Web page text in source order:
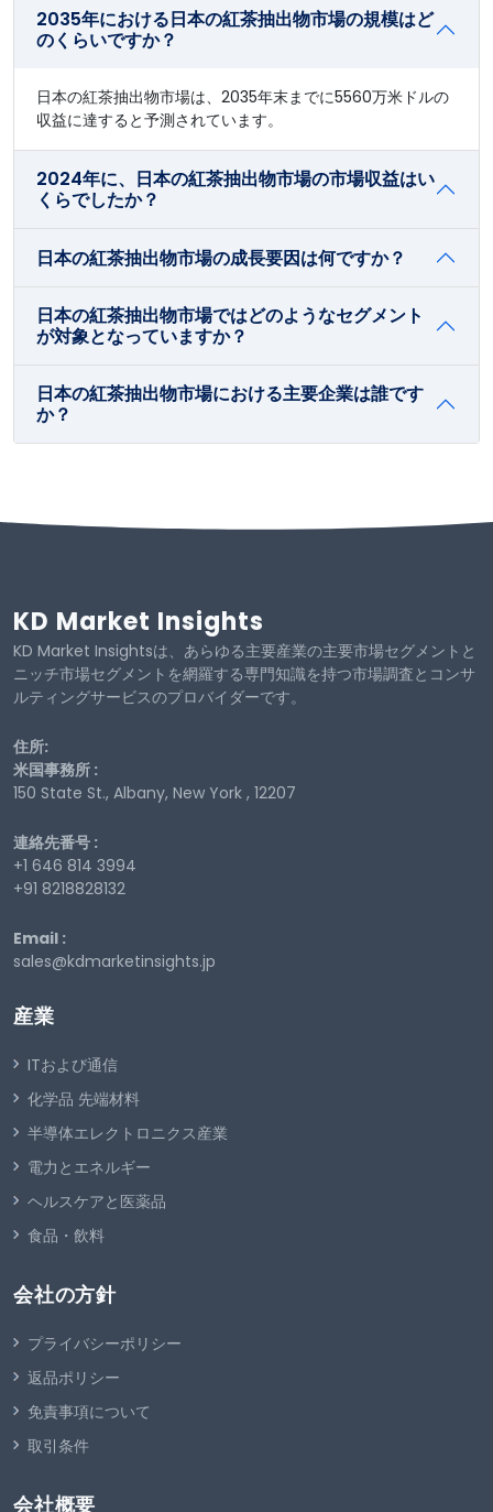
2035年における日本の紅茶抽出物市場の規模はど
のくらいですか？
日本の紅茶抽出物市場は、2035年末までに5560万米ドルの
収益に達すると予測されています。
2024年に、日本の紅茶抽出物市場の市場収益はい
くらでしたか？
日本の紅茶抽出物市場の成長要因は何ですか？
日本の紅茶抽出物市場ではどのようなセグメント
が対象となっていますか？
日本の紅茶抽出物市場における主要企業は誰です
か？
KD Market Insights
KD Market Insightsは、あらゆる主要産業の主要市場セグメントと
ニッチ市場セグメントを網羅する専門知識を持つ市場調査とコンサ
ルティングサービスのプロバイダーです。
住所:
米国事務所 :
150 State St., Albany, New York , 12207
連絡先番号 :
+1 646 814 3994
+91 8218828132
Email :
sales@kdmarketinsights.jp
産業
ITおよび通信
化学品 先端材料
半導体エレクトロニクス産業
電力とエネルギー
ヘルスケアと医薬品
食品・飲料
会社の方針
プライバシーポリシー
返品ポリシー
免責事項について
取引条件
会社概要